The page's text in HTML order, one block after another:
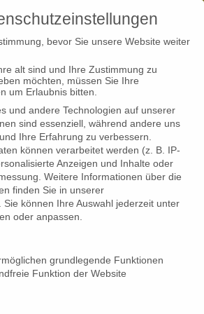
Grundbesitzer sollten eigene Gebäude
prüfen. Denn ein Urteil des
zeigt hohe Haftungsrisiken. Demnach
in Regress genommen
Haftungsrisiken absichern will, dem
an die Sturm-Sicherheit hoch
eines Grundstücksbesitzers sind
bevor Sie unsere Website weiter
alt sind und Ihre Zustimmung zu
möchten, müssen Sie Ihre
um Erlaubnis bitten.
und andere Technologien auf unserer
sind essenziell, während andere uns
Ihre Erfahrung zu verbessern.
können verarbeitet werden (z. B. IP-
Anzeigen und Inhalte oder
Weitere Informationen über die
finden Sie in unserer
Sie können Ihre Auswahl jederzeit unter
oder anpassen.
grundlegende Funktionen
Funktion der Website